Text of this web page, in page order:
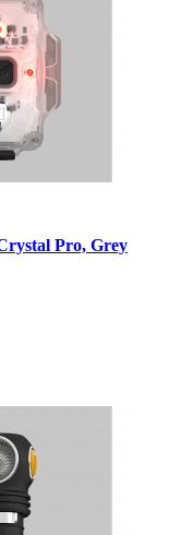
Pro, Grey